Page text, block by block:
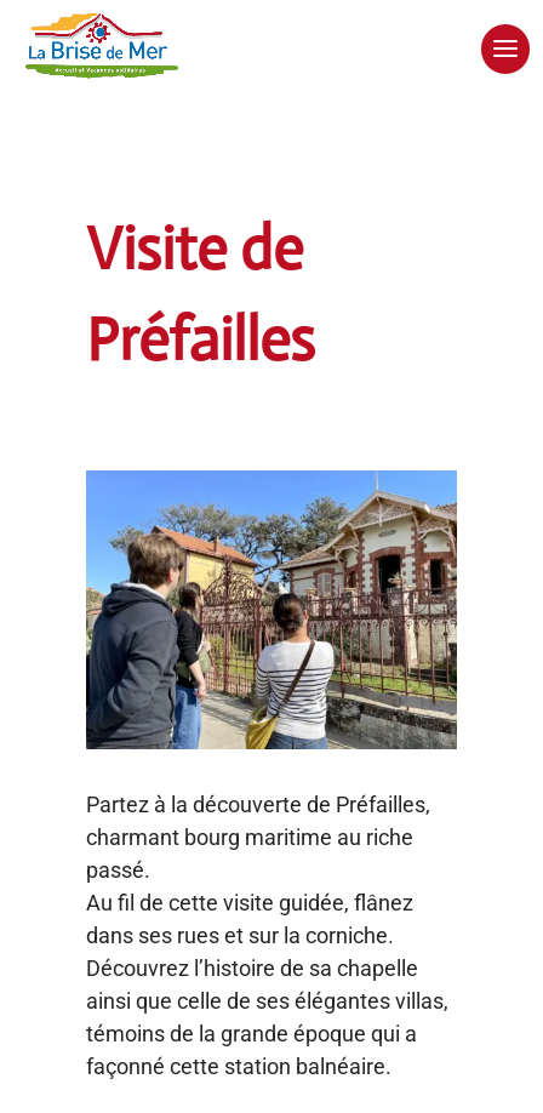
Visite de
Préfailles
Partez à la découverte de Préfailles,
charmant bourg maritime au riche
passé.
Au fil de cette visite guidée, flânez
dans ses rues et sur la corniche.
Découvrez l’histoire de sa chapelle
ainsi que celle de ses élégantes villas,
témoins de la grande époque qui a
façonné cette station balnéaire.